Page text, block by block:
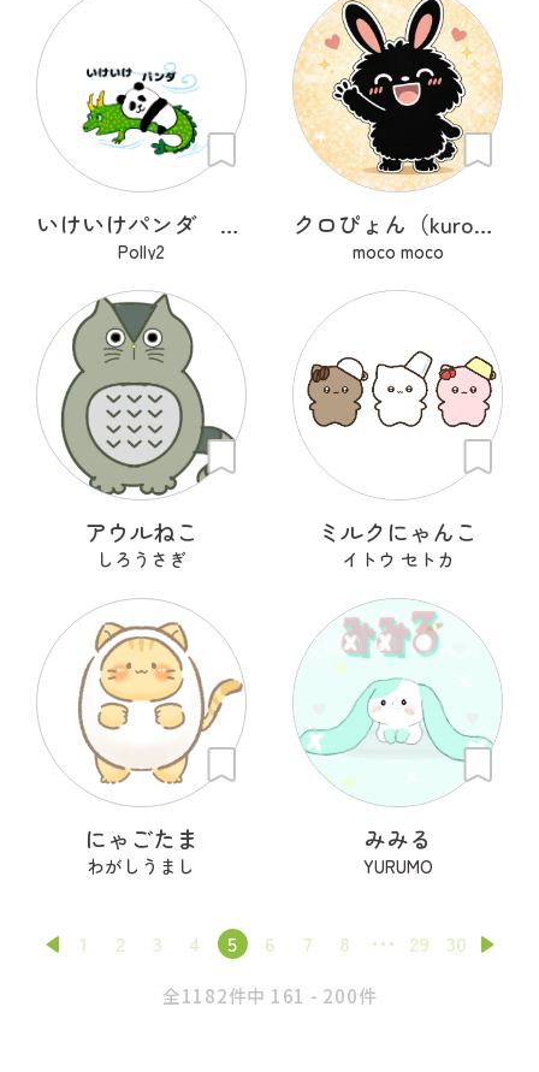
いけいけパンダ 遠足
Polly2
クロぴょん（kuropyon）
moco moco
アウルねこ
しろうさぎ
ミルクにゃんこ
イトウ セトカ
にゃごたま
わがしうまし
みみる
YURUMO
1 2 3 4 5 6 7 8 29 30
全1182件中 161 - 200件